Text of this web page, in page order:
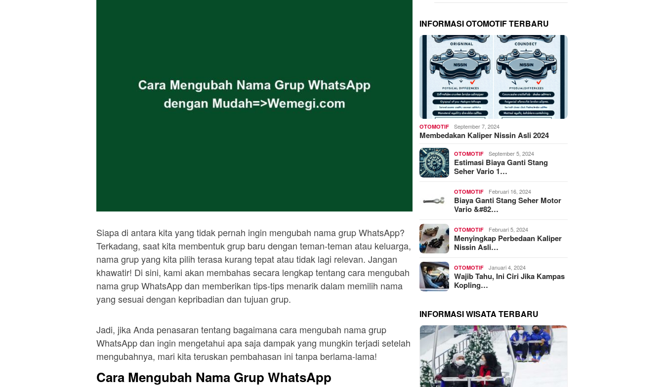
Siapa di antara kita yang tidak pernah ingin mengubah nama grup WhatsApp?
Terkadang, saat kita membentuk grup baru dengan teman-teman atau keluarga,
nama grup yang kita pilih terasa kurang tepat atau tidak lagi relevan. Jangan
khawatir! Di sini, kami akan membahas secara lengkap tentang cara mengubah
nama grup WhatsApp dan memberikan tips-tips menarik dalam memilih nama
yang sesuai dengan kepribadian dan tujuan grup.
Jadi, jika Anda penasaran tentang bagaimana cara mengubah nama grup
WhatsApp dan ingin mengetahui apa saja dampak yang mungkin terjadi setelah
mengubahnya, mari kita teruskan pembahasan ini tanpa berlama-lama!
Cara Mengubah Nama Grup WhatsApp
INFORMASI OTOMOTIF TERBARU
OTOMOTIF September 7, 2024
Membedakan Kaliper Nissin Asli 2024
OTOMOTIF September 5, 2024
Estimasi Biaya Ganti Stang
Seher Vario 1…
OTOMOTIF Februari 16, 2024
Biaya Ganti Stang Seher Motor
Vario &#82…
OTOMOTIF Februari 5, 2024
Menyingkap Perbedaan Kaliper
Nissin Asli…
OTOMOTIF Januari 4, 2024
Wajib Tahu, Ini Ciri Jika Kampas
Kopling…
INFORMASI WISATA TERBARU